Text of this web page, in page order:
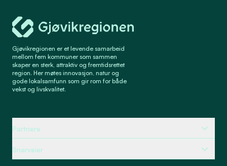
Gjøvikregionen Utvikling
Gjøvikregionen er et levende samarbeid
mellom fem kommuner som sammen
skaper en sterk, attraktiv og fremtidsrettet
region. Her møtes innovasjon, natur og
gode lokalsamfunn som gir rom for både
vekst og livskvalitet.
Partnere
Snarveier